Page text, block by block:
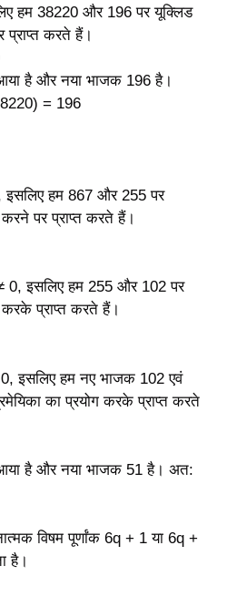
हम 38220 और 196 पर यूक्लिड
प्राप्त करते हैं।
है और नया भाजक 196 है।
= 196
इसलिए हम 867 और 255 पर
पर प्राप्त करते हैं।
इसलिए हम 255 और 102 पर
करके प्राप्त करते हैं।
इसलिए हम नए भाजक 102 एवं
का प्रयोग करके प्राप्त करते
है और नया भाजक 51 है। अत:
विषम पूर्णांक 6q + 1 या 6q +
है।